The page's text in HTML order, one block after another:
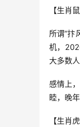
【生肖
所谓“抃
机，
大多数
感情上，
睦，晚
【生肖